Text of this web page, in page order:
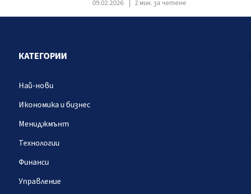
09.02.2026 2 мин. за четене
КАТЕГОРИИ
Най-нови
Икономика и бизнес
Мениджмънт
Технологии
Финанси
Управление